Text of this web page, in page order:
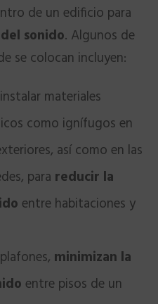
de un edificio para
sonido. Algunos de
se colocan incluyen:
materiales
como ignífugos en
así como en las
para reducir la
entre habitaciones y
minimizan la
entre pisos de un